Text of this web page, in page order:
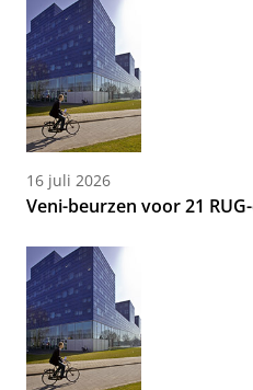
16 juli 2026
Veni-beurzen voor 21